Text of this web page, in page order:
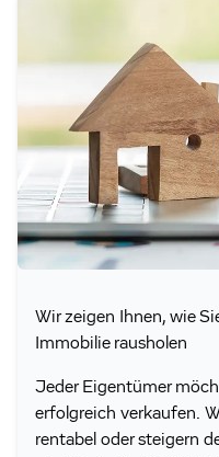
Wir zeigen Ihnen, wie
Immobilie rausholen
Jeder Eigentümer
erfolgreich verkaufen.
rentabel oder steigern